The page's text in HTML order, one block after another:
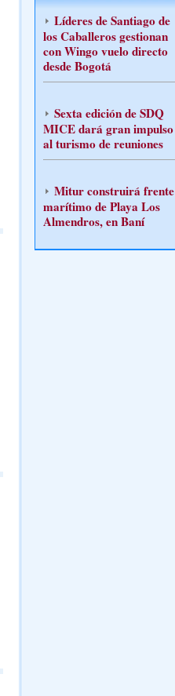
Líderes de Santiago de
los Caballeros gestionan
con Wingo vuelo directo
desde Bogotá
Sexta edición de SDQ
MICE dará gran impulso
al turismo de reuniones
Mitur construirá frente
marítimo de Playa Los
Almendros, en Baní